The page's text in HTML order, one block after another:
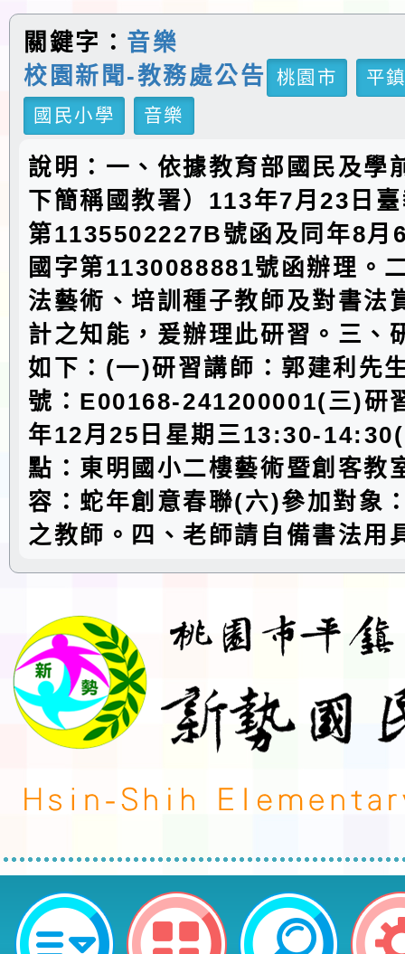
關鍵字： 音樂
校園新聞-教務處公告
桃園市
平
國民小學
音樂
說明：一、依據教育部國民及學
下簡稱國教署）113年7月23日
第1135502227B號函及同年8月
國字第1130088881號函辦理。
法藝術、培訓種子教師及對書法
計之知能，爰辦理此研習。三、
如下：(一)研習講師：郭建利先
號：E00168-241200001(三)研
年12月25日星期三13:30-
點：東明國小二樓藝術暨創客教
容：蛇年創意春聯(六)參加對象
之教師。四、老師請自備書法用
「墨藝生活美學」研習課程-桃園
小學